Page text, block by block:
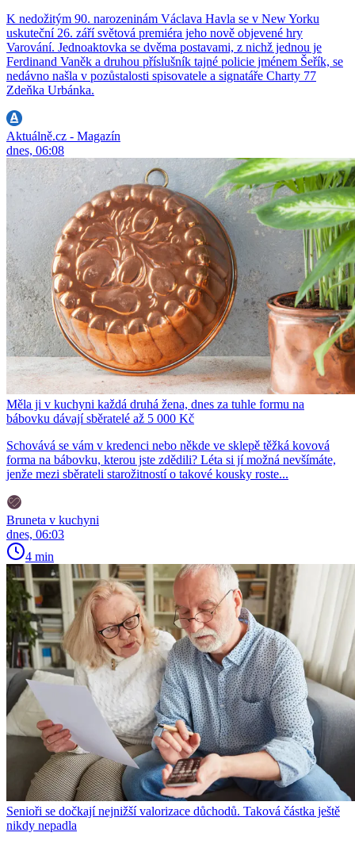
K nedožitým 90. narozeninám Václava Havla se v New Yorku
uskuteční 26. září světová premiéra jeho nově objevené hry
Varování. Jednoaktovka se dvěma postavami, z nichž jednou je
Ferdinand Vaněk a druhou příslušník tajné policie jménem Šeřík, se
nedávno našla v pozůstalosti spisovatele a signatáře Charty 77
Zdeňka Urbánka.
Aktuálně.cz - Magazín
dnes, 06:08
Měla ji v kuchyni každá druhá žena, dnes za tuhle formu na
bábovku dávají sběratelé až 5 000 Kč
Schovává se vám v kredenci nebo někde ve sklepě těžká kovová
forma na bábovku, kterou jste zdědili? Léta si jí možná nevšímáte,
jenže mezi sběrateli starožitností o takové kousky roste...
Bruneta v kuchyni
dnes, 06:03
4 min
Senioři se dočkají nejnižší valorizace důchodů. Taková částka ještě
nikdy nepadla